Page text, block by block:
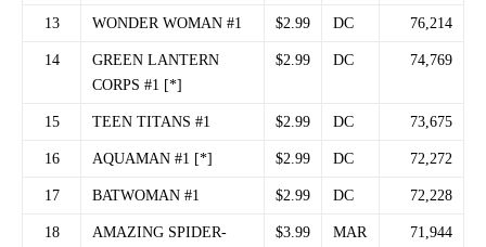
13 WONDER WOMAN #1 $2.99 DC 76,214
14
GREEN LANTERN
CORPS #1 [*]
$2.99 DC 74,769
15 TEEN TITANS #1 $2.99 DC 73,675
16 AQUAMAN #1 [*] $2.99 DC 72,272
17 BATWOMAN #1 $2.99 DC 72,228
18
AMAZING SPIDER-
$3.99 MAR 71,944